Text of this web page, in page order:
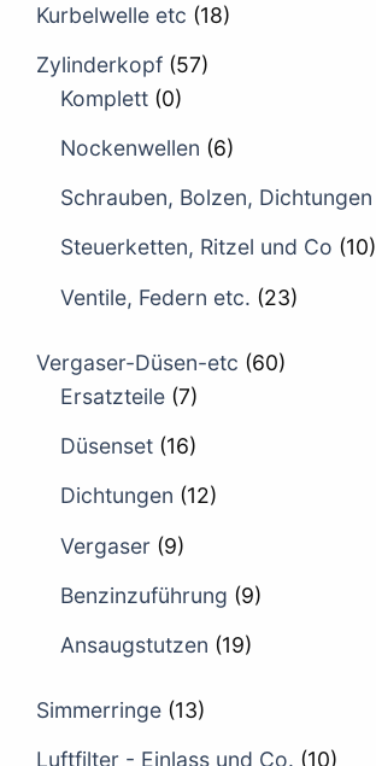
Kurbelwelle etc (18)
Zylinderkopf (57)
Komplett (0)
Nockenwellen (6)
Schrauben, Bolzen, Dichtungen
Steuerketten, Ritzel und Co (10)
Ventile, Federn etc. (23)
Vergaser-Düsen-etc (60)
Ersatzteile (7)
Düsenset (16)
Dichtungen (12)
Vergaser (9)
Benzinzuführung (9)
Ansaugstutzen (19)
Simmerringe (13)
Luftfilter - Einlass und Co. (10)